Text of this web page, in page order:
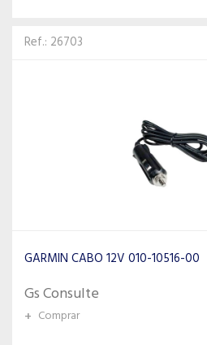
Ref.: 26703
GARMIN CABO 12V 010-10516-00
Gs Consulte
+ Comprar